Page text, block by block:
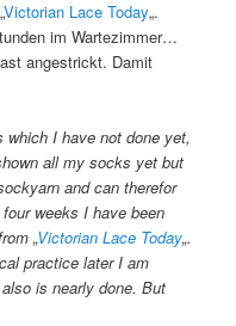
Victorian Lace Today„.
im Wartezimmer…
angestrickt. Damit
I have not done yet,
all my socks yet but
and can therefor
weeks I have been
„Victorian Lace Today„.
practice later I am
is nearly done. But